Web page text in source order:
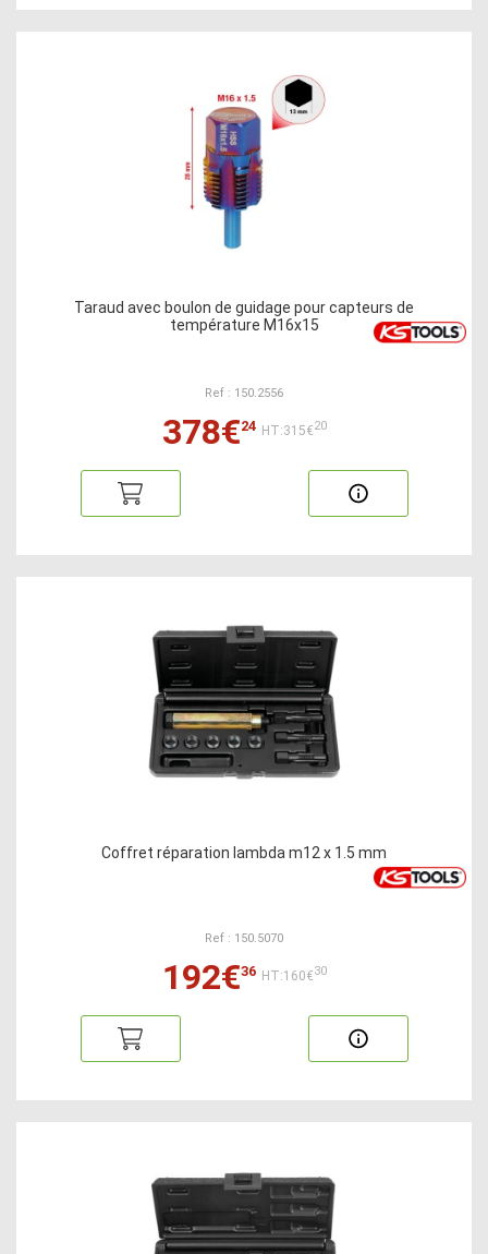
Taraud avec boulon de guidage pour capteurs de
température M16x15
Ref : 150.2556
378€24 HT:315€20
Coffret réparation lambda m12 x 1.5 mm
Ref : 150.5070
192€36 HT:160€30